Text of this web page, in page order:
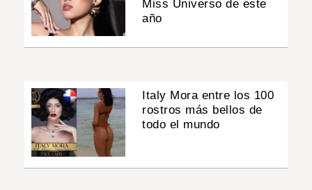
Miss Universo de este
año
Italy Mora entre los 100
rostros más bellos de
todo el mundo